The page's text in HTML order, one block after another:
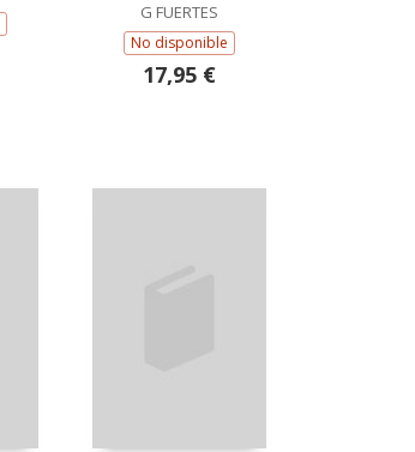
G FUERTES
No disponible
17,95 €